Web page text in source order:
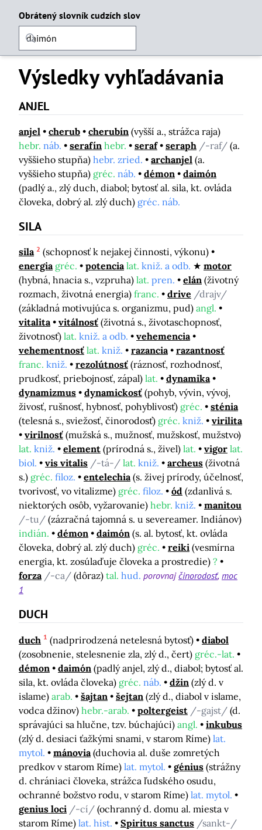
Obrátený slovník cudzích slov
Výsledky vyhľadávania
ANJEL
anjel cherub cherubín (vyšší a., strážca raja)
hebr. náb. serafín hebr. seraf seraph /-raf/ (a.
vyššieho stupňa) hebr. zried. archanjel (a.
vyššieho stupňa) gréc. náb. démon
daimón
(padlý a., zlý duch, diabol; bytosť al. sila, kt. ovláda
človeka, dobrý al. zlý duch) gréc. náb.
SILA
sila 2 (schopnosť k nejakej činnosti, výkonu)
energia gréc. potencia lat. kniž. a odb.
motor
(hybná, hnacia s., vzpruha) lat. pren. elán (životný
rozmach, životná energia) franc. drive /drajv/
(základná motivujúca s. organizmu, pud) angl.
vitalita
vitálnosť (životná s., životaschopnosť,
životnosť) lat. kniž. a odb.
vehemencia
vehementnosť lat. kniž. razancia
razantnosť
franc. kniž. rezolútnosť (ráznosť, rozhodnosť,
prudkosť, priebojnosť, zápal) lat.
dynamika
dynamizmus
dynamickosť (pohyb, vývin, vývoj,
živosť, rušnosť, hybnosť, pohyblivosť) gréc.
sténia
(telesná s., sviežosť, činorodosť) gréc. kniž.
virilita
virilnosť (mužská s., mužnosť, mužskosť, mužstvo)
lat. kniž. element (prírodná s., živel) lat. vigor lat.
biol.
vis vitalis /-tá-/ lat. kniž. archeus (životná
s.) gréc. filoz. entelechia (s. živej prírody, účelnosť,
tvorivosť, vo vitalizme) gréc. filoz. ód (zdanlivá s.
niektorých osôb, vyžarovanie) hebr. kniž.
manitou
/-tu/ (zázračná tajomná s. u severeamer. Indiánov)
indián.
démon daimón (s. al. bytosť, kt. ovláda
človeka, dobrý al. zlý duch) gréc. reiki (vesmírna
energia, kt. zosúlaďuje človeka a prostredie) ?
forza /-ca/ (dôraz) tal. hud. porovnajčinorodosť moc
1
DUCH
duch 1 (nadprirodzená netelesná bytosť)
diabol
(zosobnenie, stelesnenie zla, zlý d., čert) gréc.-lat.
démon
daimón (padlý anjel, zlý d., diabol; bytosť al.
sila, kt. ovláda človeka) gréc. náb. džin (zlý d. v
islame) arab. šajtan šejtan (zlý d., diabol v islame,
vodca džinov) hebr.-arab. poltergeist /-gajst/ (d.
správajúci sa hlučne, tzv. búchajúci) angl.
inkubus
(zlý d. desiaci ťažkými snami, v starom Ríme) lat.
mytol.
mánovia (duchovia al. duše zomretých
predkov v starom Ríme) lat. mytol. génius (strážny
d. chrániaci človeka, strážca ľudského osudu,
ochranné božstvo rodu, v starom Ríme) lat. mytol.
genius loci /-cí/ (ochranný d. domu al. miesta v
starom Ríme) lat. hist. Spiritus sanctus /sankt-/